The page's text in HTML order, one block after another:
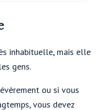
inhabituelle, mais elle
gens.
ou si vous
vous devez